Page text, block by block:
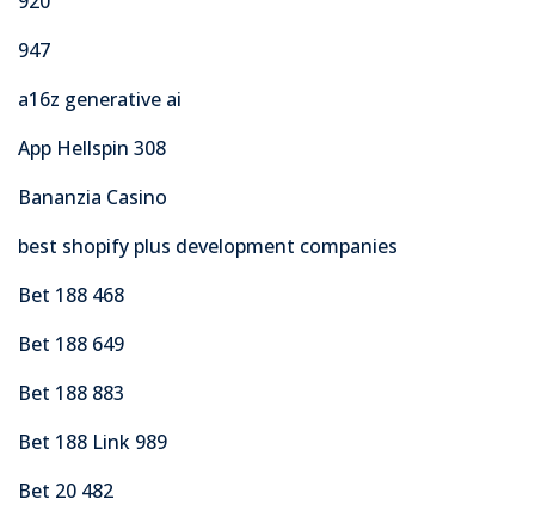
947
a16z generative ai
App Hellspin 308
Bananzia Casino
best shopify plus development companies
Bet 188 468
Bet 188 649
Bet 188 883
Bet 188 Link 989
Bet 20 482